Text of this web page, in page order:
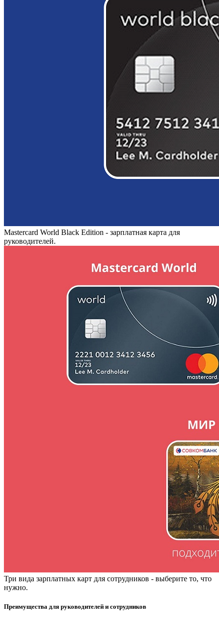
Mastercard World Black Edition - зарплатная карта для
руководителей.
Три вида зарплатных карт для сотрудников - выберите то, что
нужно.
Преимущества для руководителей и сотрудников